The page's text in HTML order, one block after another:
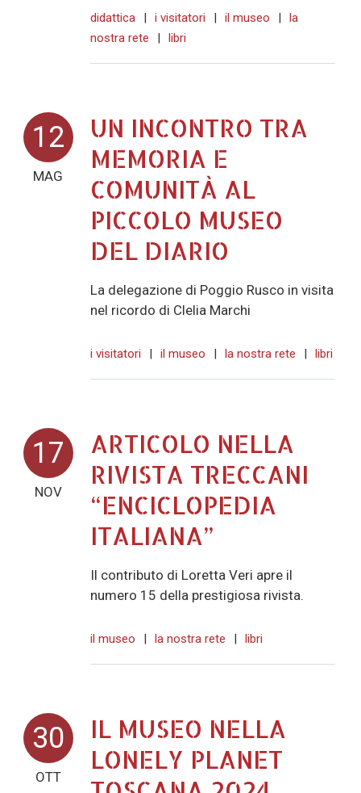
didattica | i visitatori | il museo |
la
nostra rete
| libri
12
MAG
UN INCONTRO TRA
MEMORIA E
COMUNITÀ AL
PICCOLO MUSEO
DEL DIARIO
La delegazione di Poggio Rusco in visita
nel ricordo di Clelia Marchi
i visitatori | il museo | la nostra rete | libri
17
NOV
ARTICOLO NELLA
RIVISTA TRECCANI
“ENCICLOPEDIA
ITALIANA”
Il contributo di Loretta Veri apre il
numero 15 della prestigiosa rivista.
il museo | la nostra rete | libri
30
OTT
IL MUSEO NELLA
LONELY PLANET